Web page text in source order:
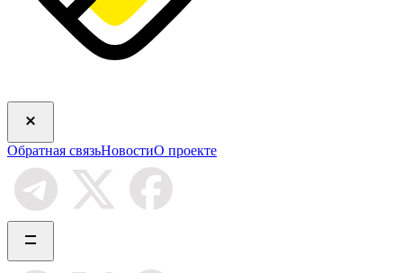
Обратная связьНовостиО проекте